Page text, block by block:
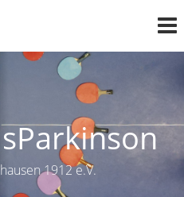
1912 e.V.